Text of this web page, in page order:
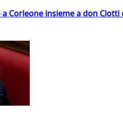
Corleone insieme a don